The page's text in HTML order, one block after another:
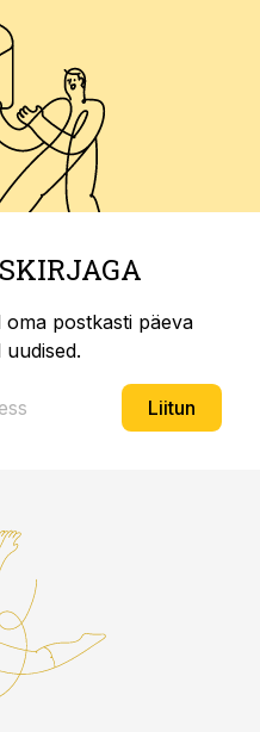
oma postkasti päeva
Liitun